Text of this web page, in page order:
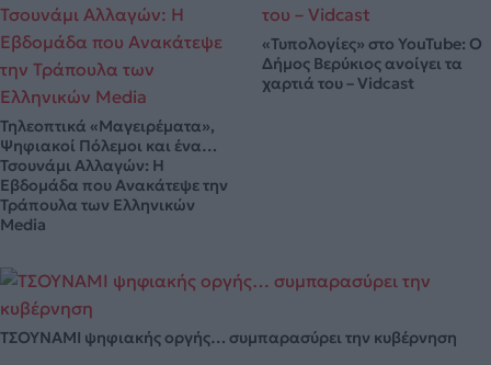
Τηλεοπτικά «Μαγειρέματα»,
Ψηφιακοί Πόλεμοι και ένα…
Τσουνάμι Αλλαγών: Η
Εβδομάδα που Ανακάτεψε την
Τράπουλα των Ελληνικών
Media
«Τυπολογίες» στο YouTube: Ο
Δήμος Βερύκιος ανοίγει τα
χαρτιά του – Vidcast
ΤΣΟΥΝΑΜΙ ψηφιακής οργής… συμπαρασύρει την κυβέρνηση